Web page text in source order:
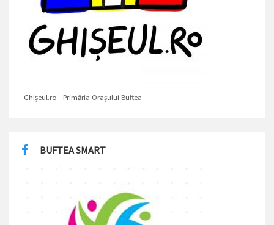
Ghișeul.ro - Primăria Orașului Buftea
BUFTEA SMART